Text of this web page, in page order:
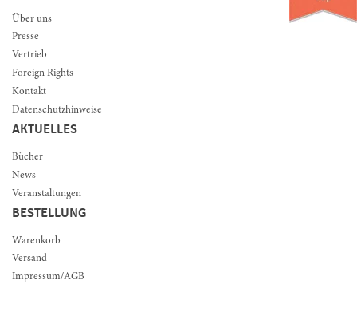
Über uns
Presse
Vertrieb
Foreign Rights
Kontakt
Datenschutzhinweise
AKTUELLES
Bücher
News
Veranstaltungen
BESTELLUNG
Warenkorb
Versand
Impressum/AGB